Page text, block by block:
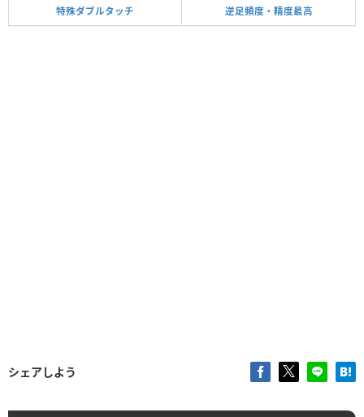
特殊ダブルタッチ 逆足頻度・精度最高
シェアしよう